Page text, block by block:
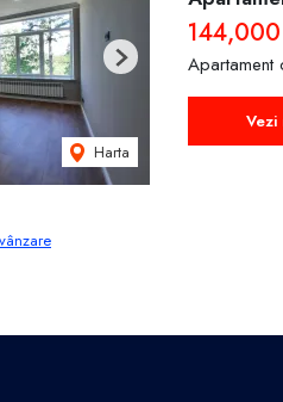
Harta
Next
Vezi